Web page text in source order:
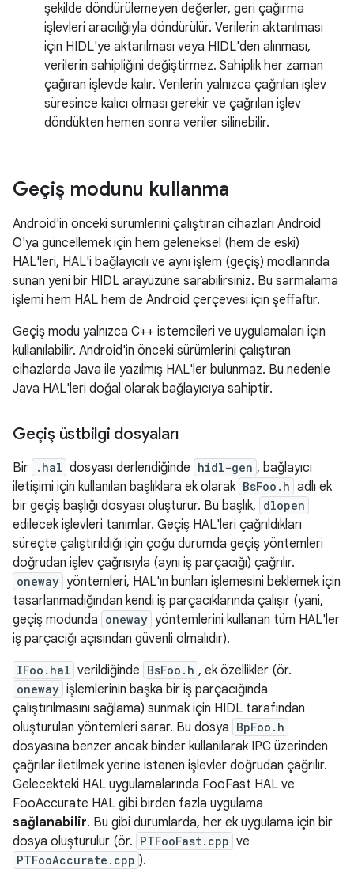
şekilde döndürülemeyen değerler, geri çağırma
işlevleri aracılığıyla döndürülür. Verilerin aktarılması
için HIDL'ye aktarılması veya HIDL'den alınması,
verilerin sahipliğini değiştirmez. Sahiplik her zaman
çağıran işlevde kalır. Verilerin yalnızca çağrılan işlev
süresince kalıcı olması gerekir ve çağrılan işlev
döndükten hemen sonra veriler silinebilir.
Geçiş modunu kullanma
Android'in önceki sürümlerini çalıştıran cihazları Android
O'ya güncellemek için hem geleneksel (hem de eski)
HAL'leri, HAL'i bağlayıcılı ve aynı işlem (geçiş) modlarında
sunan yeni bir HIDL arayüzüne sarabilirsiniz. Bu sarmalama
işlemi hem HAL hem de Android çerçevesi için şeffaftır.
Geçiş modu yalnızca C++ istemcileri ve uygulamaları için
kullanılabilir. Android'in önceki sürümlerini çalıştıran
cihazlarda Java ile yazılmış HAL'ler bulunmaz. Bu nedenle
Java HAL'leri doğal olarak bağlayıcıya sahiptir.
Geçiş üstbilgi dosyaları
Bir .hal dosyası derlendiğinde hidl-gen , bağlayıcı
iletişimi için kullanılan başlıklara ek olarak BsFoo.h adlı ek
bir geçiş başlığı dosyası oluşturur. Bu başlık, dlopen
edilecek işlevleri tanımlar. Geçiş HAL'leri çağrıldıkları
süreçte çalıştırıldığı için çoğu durumda geçiş yöntemleri
doğrudan işlev çağrısıyla (aynı iş parçacığı) çağrılır.
oneway yöntemleri, HAL'ın bunları işlemesini beklemek için
tasarlanmadığından kendi iş parçacıklarında çalışır (yani,
geçiş modunda oneway yöntemlerini kullanan tüm HAL'ler
iş parçacığı açısından güvenli olmalıdır).
IFoo.hal verildiğinde BsFoo.h , ek özellikler (ör.
oneway işlemlerinin başka bir iş parçacığında
çalıştırılmasını sağlama) sunmak için HIDL tarafından
oluşturulan yöntemleri sarar. Bu dosya BpFoo.h
dosyasına benzer ancak binder kullanılarak IPC üzerinden
çağrılar iletilmek yerine istenen işlevler doğrudan çağrılır.
Gelecekteki HAL uygulamalarında FooFast HAL ve
FooAccurate HAL gibi birden fazla uygulama
sağlanabilir. Bu gibi durumlarda, her ek uygulama için bir
dosya oluşturulur (ör. PTFooFast.cpp ve
PTFooAccurate.cpp ).